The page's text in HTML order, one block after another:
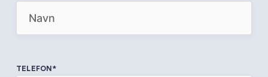
TELEFON*